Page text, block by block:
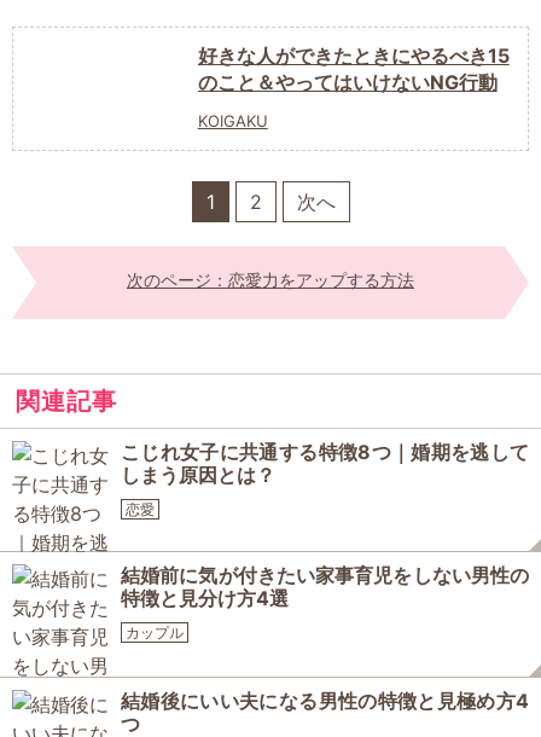
好きな人ができたときにやるべき15
のこと＆やってはいけないNG行動
KOIGAKU
1 2 次へ
次のページ：恋愛力をアップする方法
関連記事
こじれ女子に共通する特徴8つ｜婚期を逃して
しまう原因とは？
恋愛
結婚前に気が付きたい家事育児をしない男性の
特徴と見分け方4選
カップル
結婚後にいい夫になる男性の特徴と見極め方4
つ